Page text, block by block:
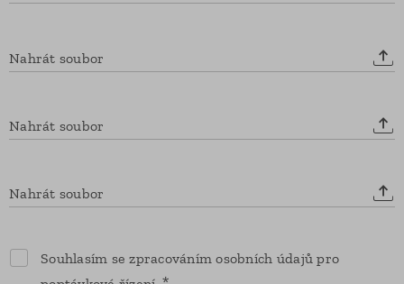
Nahrát soubor
Nahrát soubor
Nahrát soubor
Souhlasím se zpracováním osobních údajů pro